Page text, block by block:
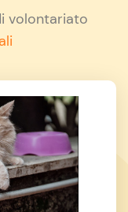
volontariato